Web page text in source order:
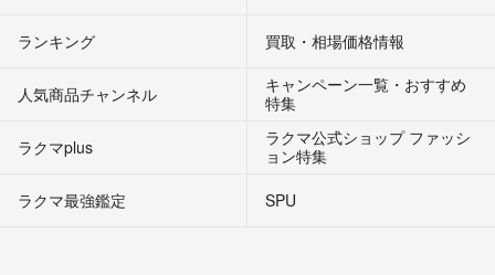
ランキング 買取・相場価格情報
人気商品チャンネル
キャンペーン一覧・おすすめ
特集
ラクマplus
ラクマ公式ショップ ファッシ
ョン特集
ラクマ最強鑑定
SPU